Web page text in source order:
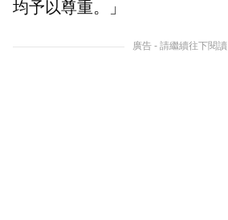
均予以尊重。」
廣告 - 請繼續往下閱讀